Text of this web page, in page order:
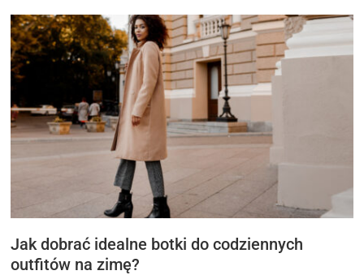
Jak dobrać idealne botki do codziennych
outfitów na zimę?